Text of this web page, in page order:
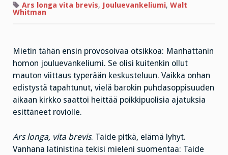
Ars longa vita brevis, Jouluevankeliumi, Walt
Whitman
Mietin tähän ensin provosoivaa otsikkoa: Manhattanin
homon jouluevankeliumi. Se olisi kuitenkin ollut
mauton viittaus typerään keskusteluun. Vaikka onhan
edistystä tapahtunut, vielä barokin puhdasoppisuuden
aikaan kirkko saattoi heittää poikkipuolisia ajatuksia
esittäneet roviolle.
Ars longa, vita brevis. Taide pitkä, elämä lyhyt.
Vanhana latinistina tekisi mieleni suomentaa: Taide